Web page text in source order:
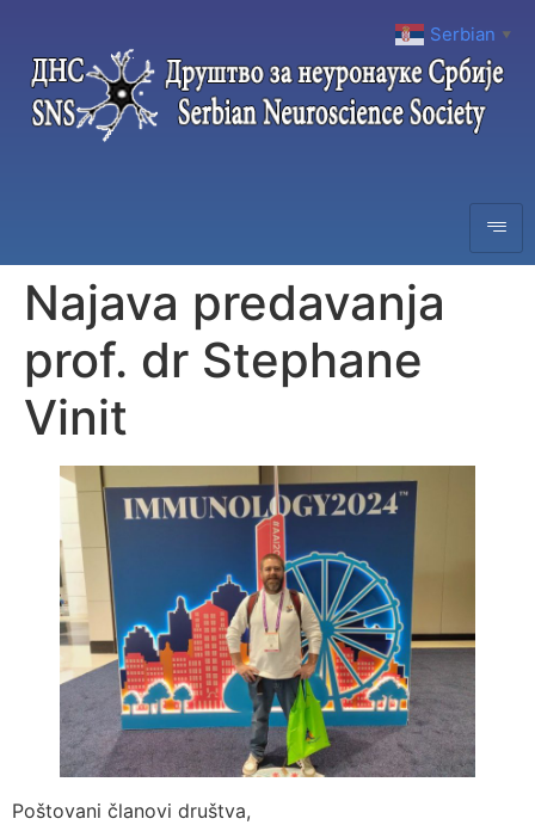
Najava predavanja
prof. dr Stephane
Vinit
Poštovani članovi društva,
Serbian ▼